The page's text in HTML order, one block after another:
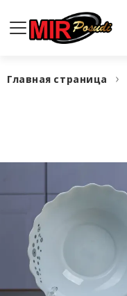
Главная страница